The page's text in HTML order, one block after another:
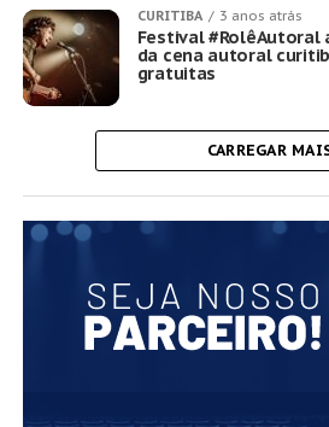
CURITIBA 3 anos atrás
Festival #RolêAutoral
da cena autoral
gratuitas
CARREGAR